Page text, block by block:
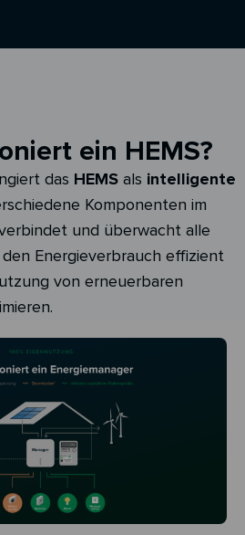
ein HEMS?
das HEMS als intelligente
Komponenten im
und überwacht alle
Energieverbrauch effizient
von erneuerbaren